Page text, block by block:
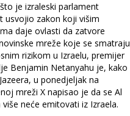
je izraleski parlament
usvojio zakon koji višim
daje ovlasti da zatvore
mreže koje se smatraju
rizikom u Izraelu, premijer
Benjamin Netanyahu je, kako
u ponedjeljak na
mreži X napisao je da se Al
više neće emitovati iz Izraela.